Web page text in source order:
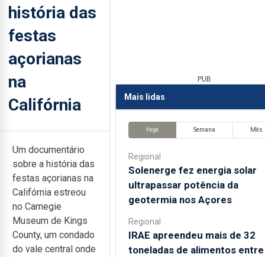
história das
festas
açorianas
na
Califórnia
Um documentário
sobre a história das
festas açorianas na
Califórnia estreou
no Carnegie
Museum de Kings
County, um condado
do vale central onde
PUB
Mais lidas
Hoje Semana Mês
Regional
Solenerge fez energia solar
ultrapassar potência da
geotermia nos Açores
Regional
IRAE apreendeu mais de 32
toneladas de alimentos entre